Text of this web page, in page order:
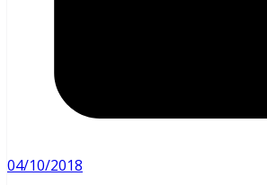
04/10/2018